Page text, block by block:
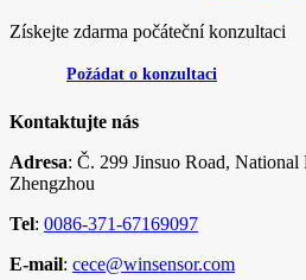
Získejte zdarma počáteční konzultaci
Požádat o konzultaci
Kontaktujte nás
Adresa: Č. 299 Jinsuo Road,
Zhengzhou
Tel: 0086-371-67169097
E-mail: cece@winsensor.com